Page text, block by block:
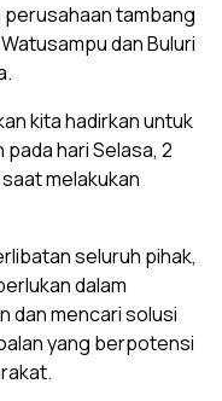
tambang
dan Buluri
kita hadirkan untuk
hari Selasa, 2
saat melakukan
seluruh pihak,
dalam
dan mencari solusi
yang berpotensi